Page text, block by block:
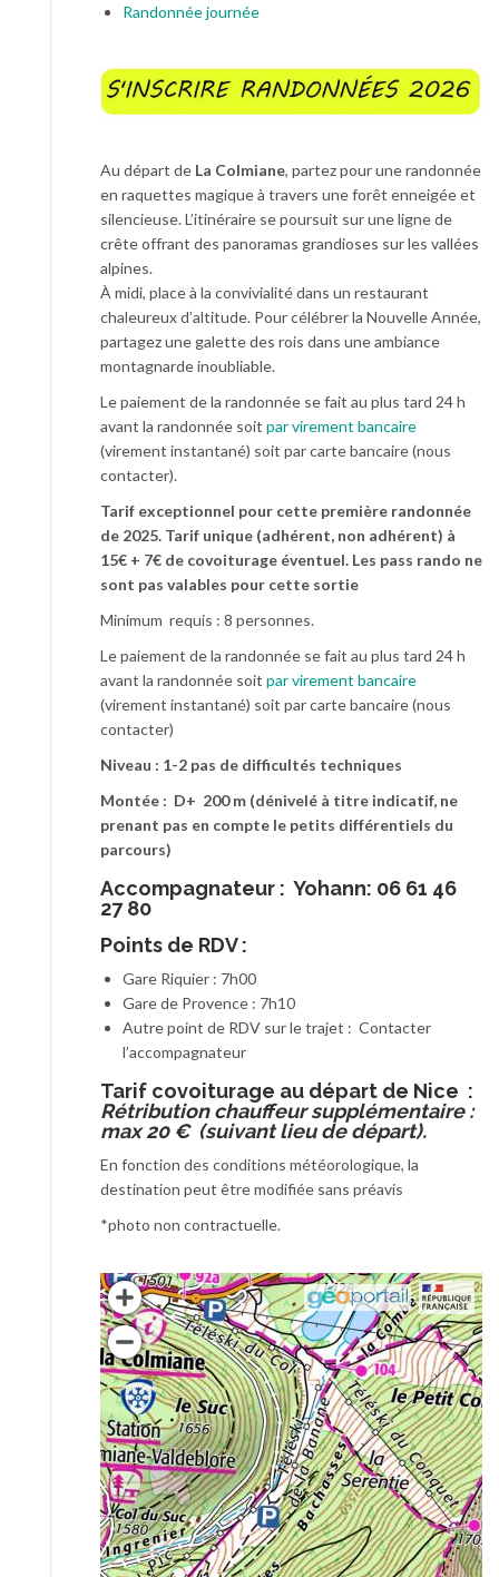
Randonnée journée
Au départ de La Colmiane, partez pour une randonnée
en raquettes magique à travers une forêt enneigée et
silencieuse. L’itinéraire se poursuit sur une ligne de
crête offrant des panoramas grandioses sur les vallées
alpines.
À midi, place à la convivialité dans un restaurant
chaleureux d’altitude. Pour célébrer la Nouvelle Année,
partagez une galette des rois dans une ambiance
montagnarde inoubliable.
Le paiement de la randonnée se fait au plus tard 24 h
avant la randonnée soit par virement bancaire
(virement instantané) soit par carte bancaire (nous
contacter).
Tarif exceptionnel pour cette première randonnée
de 2025. Tarif unique (adhérent, non adhérent) à
15€ + 7€ de covoiturage éventuel. Les pass rando ne
sont pas valables pour cette sortie
Minimum requis : 8 personnes.
Le paiement de la randonnée se fait au plus tard 24 h
avant la randonnée soit par virement bancaire
(virement instantané) soit par carte bancaire (nous
contacter)
Niveau : 1-2 pas de difficultés techniques
Montée : D+ 200 m (dénivelé à titre indicatif, ne
prenant pas en compte le petits différentiels du
parcours)
Accompagnateur : Yohann: 06 61 46
27 80
Points de RDV :
Gare Riquier : 7h00
Gare de Provence : 7h10
Autre point de RDV sur le trajet : Contacter
l’accompagnateur
Tarif covoiturage au départ de Nice :
Rétribution chauffeur supplémentaire :
max 20 € (suivant lieu de départ).
En fonction des conditions météorologique, la
destination peut être modifiée sans préavis
*photo non contractuelle.